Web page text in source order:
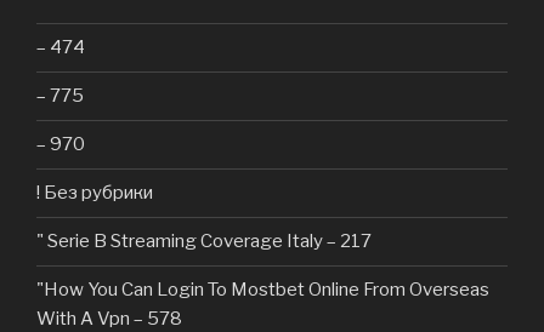
– 474
– 775
– 970
! Без рубрики
"️ Serie B Streaming Coverage Italy – 217
"How You Can Login To Mostbet Online From Overseas
With A Vpn – 578